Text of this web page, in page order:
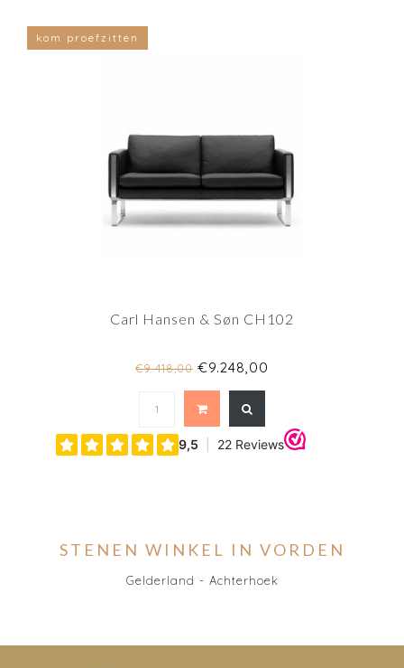
kom proefzitten
Carl Hansen & Søn CH102
€9.418,00 €9.248,00
STENEN WINKEL IN VORDEN
Gelderland - Achterhoek